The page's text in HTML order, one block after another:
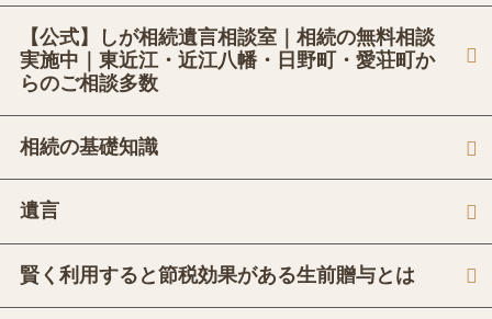
【公式】しが相続遺言相談室｜相続の無料相談
実施中｜東近江・近江八幡・日野町・愛荘町か
らのご相談多数
相続の基礎知識
遺言
賢く利用すると節税効果がある生前贈与とは